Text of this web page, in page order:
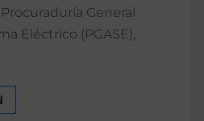
General
Eléctrico (PGASE),